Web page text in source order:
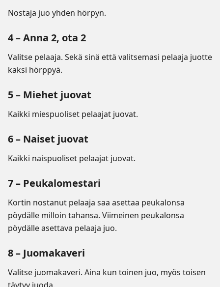
Nostaja juo yhden hörpyn.
4 – Anna 2, ota 2
Valitse pelaaja. Sekä sinä että valitsemasi pelaaja juotte
kaksi hörppyä.
5 – Miehet juovat
Kaikki miespuoliset pelaajat juovat.
6 – Naiset juovat
Kaikki naispuoliset pelaajat juovat.
7 – Peukalomestari
Kortin nostanut pelaaja saa asettaa peukalonsa
pöydälle milloin tahansa. Viimeinen peukalonsa
pöydälle asettava pelaaja juo.
8 – Juomakaveri
Valitse juomakaveri. Aina kun toinen juo, myös toisen